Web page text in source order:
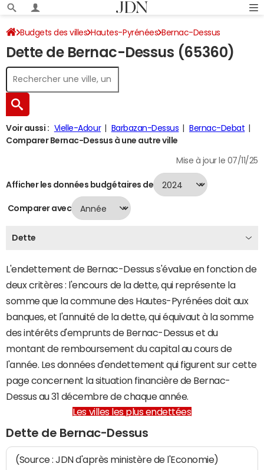
Budgets des villes Hautes-Pyrénées Bernac-Dessus
Dette au 31/12/2024
Dette de Bernac-Dessus (65360)
Voir aussi : Vielle-Adour Barbazan-Dessus
Bernac-Debat
Comparer Bernac-Dessus à une autre ville
Mise à jour le 07/11/25
Afficher les données budgétaires de
Comparer avec
Dette
L'endettement de Bernac-Dessus s'évalue en fonction de
deux critères : l'encours de la dette, qui représente la
somme que la commune des Hautes-Pyrénées doit aux
banques, et l'annuité de la dette, qui équivaut à la somme
des intérêts d'emprunts de Bernac-Dessus et du
montant de remboursement du capital au cours de
l'année. Les données d'endettement qui figurent sur cette
page concernent la situation financière de Bernac-
Dessus au 31 décembre de chaque année.
Les villes les plus endettées
Dette de Bernac-Dessus
(Source : JDN d'après ministère de l'Economie)